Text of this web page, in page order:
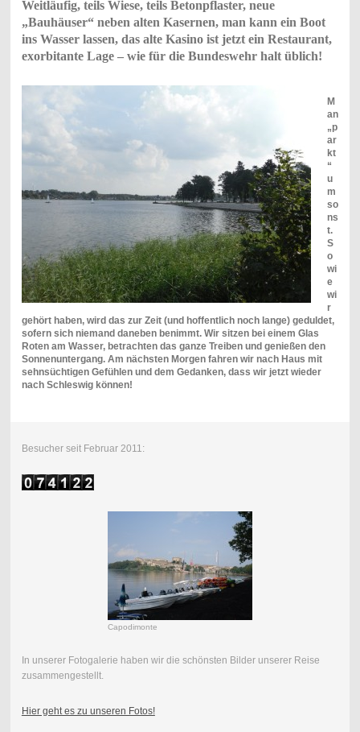
Weitläufig, teils Wiese, teils Betonpflaster, neue
„Bauhäuser“ neben alten Kasernen, man kann ein Boot
ins Wasser lassen, das alte Kasino ist jetzt ein Restaurant,
exorbitante Lage – wie für die Bundeswehr halt üblich!
M
an
„p
ar
kt
“
u
m
so
ns
t.
S
o
wi
e
wi
r
gehört haben, wird das zur Zeit (und hoffentlich noch lange) geduldet,
sofern sich niemand daneben benimmt. Wir sitzen bei einem Glas
Roten am Wasser, betrachten das ganze Treiben und genießen den
Sonnenuntergang. Am nächsten Morgen fahren wir nach Haus mit
sehnsüchtigen Gefühlen und dem Gedanken, dass wir jetzt wieder
nach Schleswig können!
Besucher seit Februar 2011:
Capodimonte
In unserer Fotogalerie haben wir die schönsten Bilder unserer Reise
zusammengestellt.
Hier geht es zu unseren Fotos!